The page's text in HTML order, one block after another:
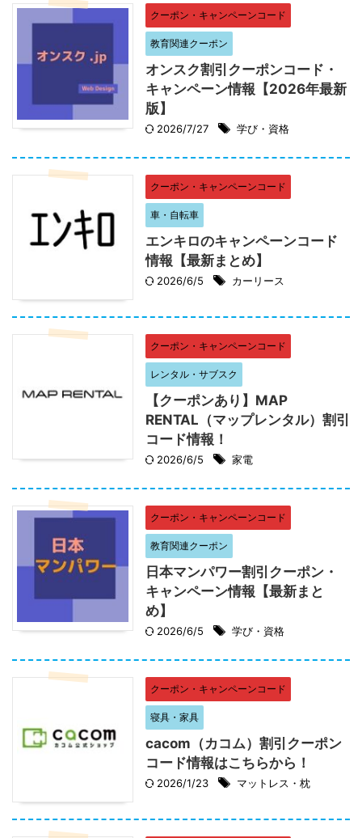
クーポン・キャンペーンコード
教育関連クーポン
オンスク割引クーポンコード・
キャンペーン情報【2026年最新
版】
2026/7/27 学び・資格
クーポン・キャンペーンコード
車・自転車
エンキロのキャンペーンコード
情報【最新まとめ】
2026/6/5 カーリース
クーポン・キャンペーンコード
レンタル・サブスク
【クーポンあり】MAP
RENTAL（マップレンタル）割引
コード情報！
2026/6/5 家電
クーポン・キャンペーンコード
教育関連クーポン
日本マンパワー割引クーポン・
キャンペーン情報【最新まと
め】
2026/6/5 学び・資格
クーポン・キャンペーンコード
寝具・家具
cacom（カコム）割引クーポン
コード情報はこちらから！
2026/1/23 マットレス・枕